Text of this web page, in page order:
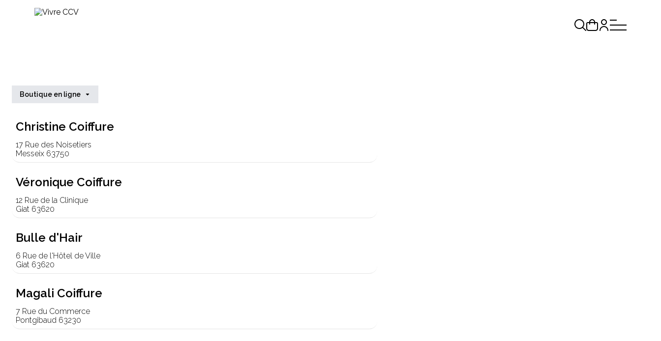
Boutique en ligne
Christine Coiffure
17 Rue des Noisetiers
Messeix 63750
Véronique Coiffure
12 Rue de la Clinique
Giat 63620
Bulle d'Hair
6 Rue de l'Hôtel de Ville
Giat 63620
Magali Coiffure
7 Rue du Commerce
Pontgibaud 63230